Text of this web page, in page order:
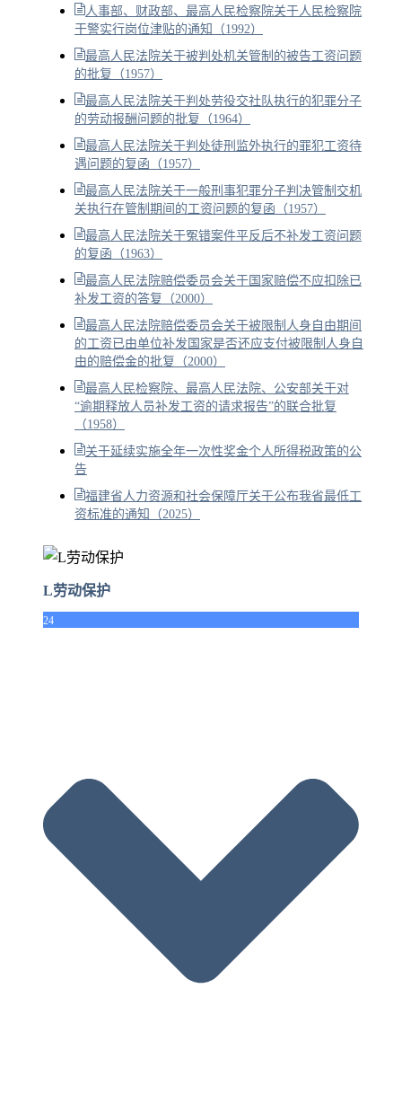
人事部、财政部、最高人民检察院关于人民检察院
干警实行岗位津贴的通知（1992）
最高人民法院关于被判处机关管制的被告工资问题
的批复（1957）
最高人民法院关于判处劳役交社队执行的犯罪分子
的劳动报酬问题的批复（1964）
最高人民法院关于判处徒刑监外执行的罪犯工资待
遇问题的复函（1957）
最高人民法院关于一般刑事犯罪分子判决管制交机
关执行在管制期间的工资问题的复函（1957）
最高人民法院关于冤错案件平反后不补发工资问题
的复函（1963）
最高人民法院赔偿委员会关于国家赔偿不应扣除已
补发工资的答复（2000）
最高人民法院赔偿委员会关于被限制人身自由期间
的工资已由单位补发国家是否还应支付被限制人身自
由的赔偿金的批复（2000）
最高人民检察院、最高人民法院、公安部关于对
“逾期释放人员补发工资的请求报告”的联合批复
（1958）
关于延续实施全年一次性奖金个人所得税政策的公
告
福建省人力资源和社会保障厅关于公布我省最低工
资标准的通知（2025）
L劳动保护
24